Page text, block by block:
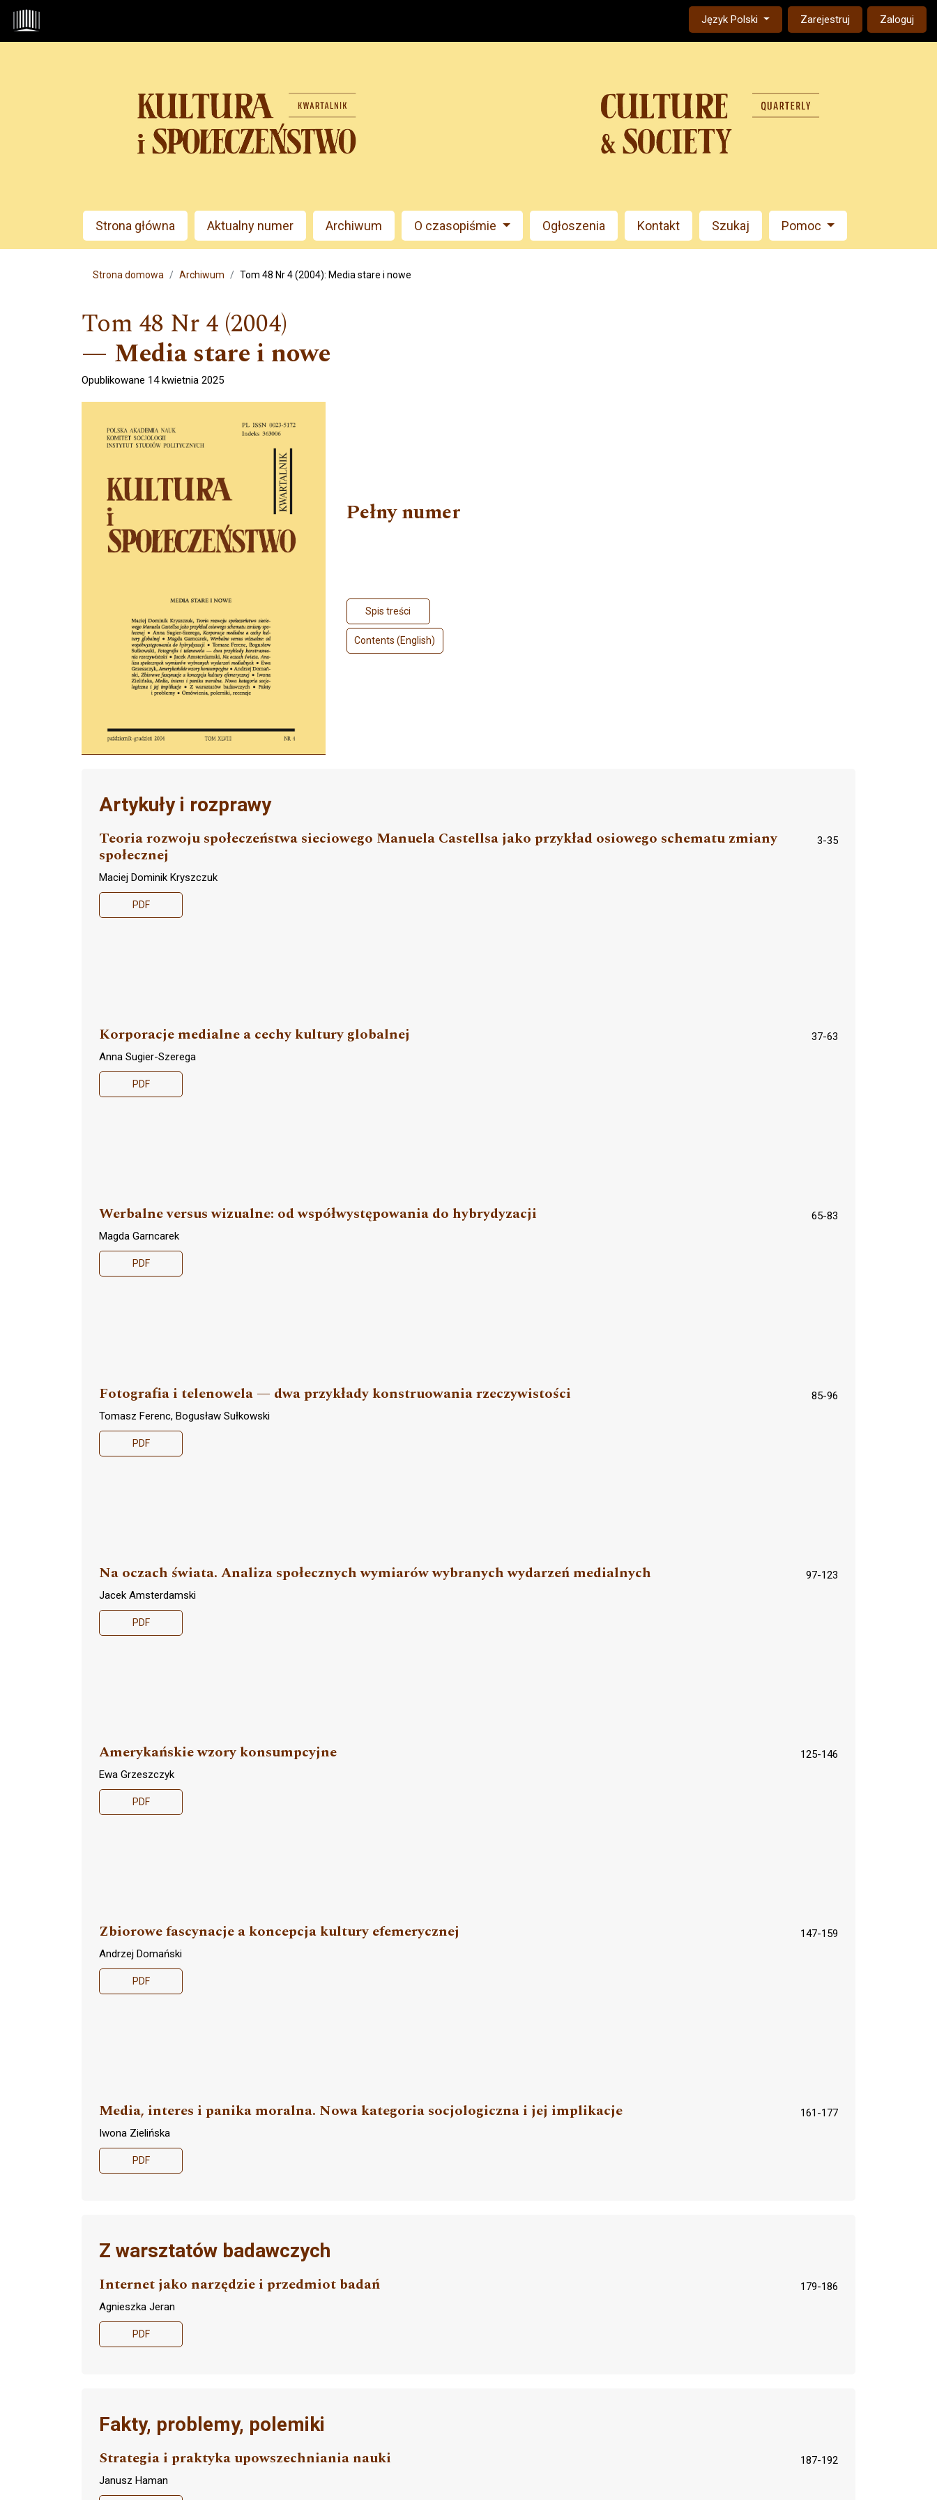
Przejdź do głównego menu
Przejdź do sekcji głównej
Przejdź do stopki
Change the language. The current language is:
Język Polski
Admin menu Zarejestruj Zaloguj
Main menu
Strona główna Aktualny numer Archiwum O czasopiśmie Ogłoszenia Kontakt Szukaj Pomoc
Strona domowa Archiwum Tom 48 Nr 4 (2004): Media stare i nowe
Tom 48 Nr 4 (2004)
Media stare i nowe
Opublikowane 14 kwietnia 2025
Pełny numer
Spis treści
Contents (English)
Artykuły i rozprawy
Teoria rozwoju społeczeństwa sieciowego Manuela Castellsa jako przykład osiowego schematu zmiany
społecznej
3-35
Maciej Dominik Kryszczuk
PDF
Korporacje medialne a cechy kultury globalnej
37-63
Anna Sugier-Szerega
PDF
Werbalne versus wizualne: od współwystępowania do hybrydyzacji
65-83
Magda Garncarek
PDF
Fotografia i telenowela — dwa przykłady konstruowania rzeczywistości
85-96
Tomasz Ferenc, Bogusław Sułkowski
PDF
Na oczach świata. Analiza społecznych wymiarów wybranych wydarzeń medialnych
97-123
Jacek Amsterdamski
PDF
Amerykańskie wzory konsumpcyjne
125-146
Ewa Grzeszczyk
PDF
Zbiorowe fascynacje a koncepcja kultury efemerycznej
147-159
Andrzej Domański
PDF
Media, interes i panika moralna. Nowa kategoria socjologiczna i jej implikacje
161-177
Iwona Zielińska
PDF
Z warsztatów badawczych
Internet jako narzędzie i przedmiot badań
179-186
Agnieszka Jeran
PDF
Fakty, problemy, polemiki
Strategia i praktyka upowszechniania nauki
187-192
Janusz Haman